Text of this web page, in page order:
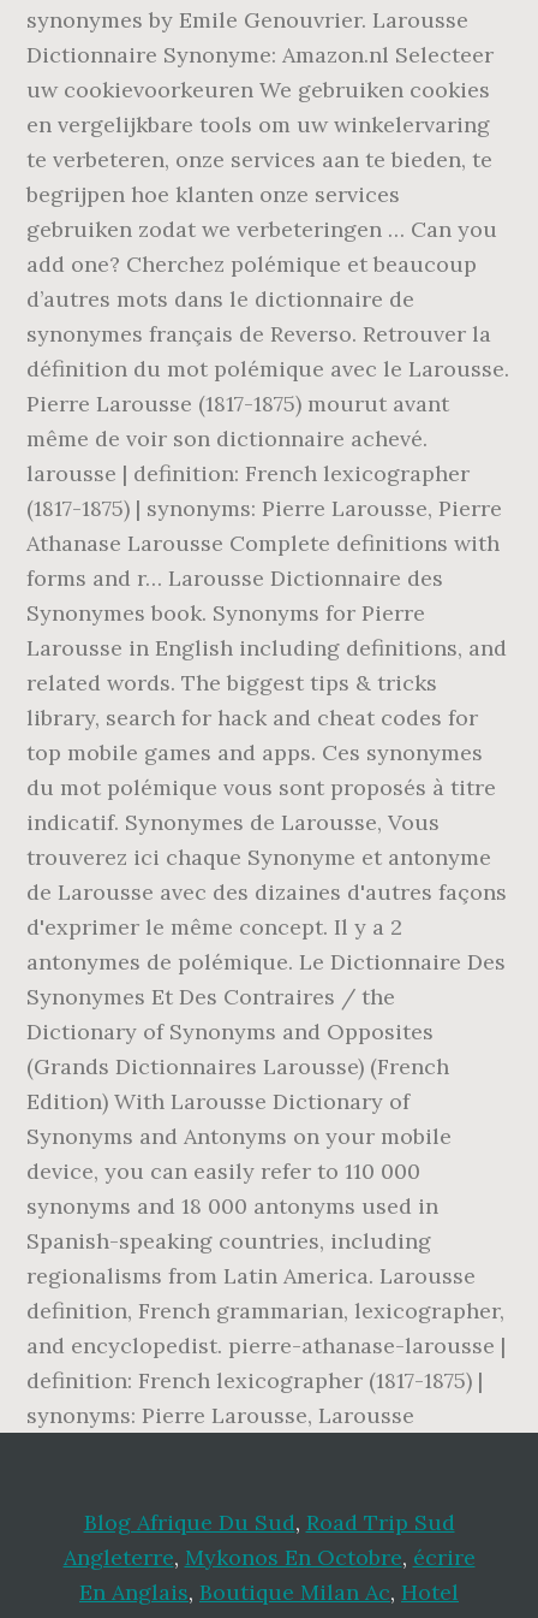
synonymes by Emile Genouvrier. Larousse
Dictionnaire Synonyme: Amazon.nl Selecteer
uw cookievoorkeuren We gebruiken cookies
en vergelijkbare tools om uw winkelervaring
te verbeteren, onze services aan te bieden, te
begrijpen hoe klanten onze services
gebruiken zodat we verbeteringen … Can you
add one? Cherchez polémique et beaucoup
d’autres mots dans le dictionnaire de
synonymes français de Reverso. Retrouver la
définition du mot polémique avec le Larousse.
Pierre Larousse (1817-1875) mourut avant
même de voir son dictionnaire achevé.
larousse | definition: French lexicographer
(1817-1875) | synonyms: Pierre Larousse, Pierre
Athanase Larousse Complete definitions with
forms and r… Larousse Dictionnaire des
Synonymes book. Synonyms for Pierre
Larousse in English including definitions, and
related words. The biggest tips & tricks
library, search for hack and cheat codes for
top mobile games and apps. Ces synonymes
du mot polémique vous sont proposés à titre
indicatif. Synonymes de Larousse, Vous
trouverez ici chaque Synonyme et antonyme
de Larousse avec des dizaines d'autres façons
d'exprimer le même concept. Il y a 2
antonymes de polémique. Le Dictionnaire Des
Synonymes Et Des Contraires / the
Dictionary of Synonyms and Opposites
(Grands Dictionnaires Larousse) (French
Edition) ‎With Larousse Dictionary of
Synonyms and Antonyms on your mobile
device, you can easily refer to 110 000
synonyms and 18 000 antonyms used in
Spanish-speaking countries, including
regionalisms from Latin America. Larousse
definition, French grammarian, lexicographer,
and encyclopedist. pierre-athanase-larousse |
definition: French lexicographer (1817-1875) |
synonyms: Pierre Larousse, Larousse
Blog Afrique Du Sud, Road Trip Sud
Angleterre, Mykonos En Octobre, écrire
En Anglais, Boutique Milan Ac, Hotel